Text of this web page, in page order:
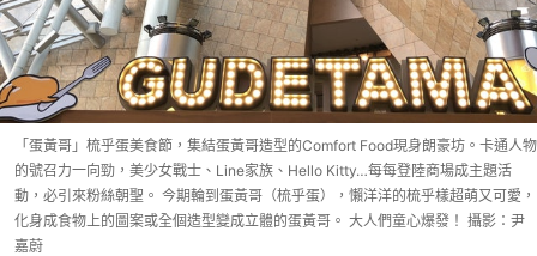
「蛋黃哥」梳乎蛋美食節，集結蛋黃哥造型的Comfort Food現身朗豪坊。卡通人物
的號召力一向勁，美少女戰士、Line家族、Hello Kitty…每每登陸商場成主題活
動，必引來粉絲朝聖。 今期輪到蛋黃哥（梳乎蛋），懶洋洋的梳乎樣超萌又可愛，
化身成食物上的圖案或全個造型變成立體的蛋黃哥。 大人們童心爆發！ 攝影：尹
嘉蔚